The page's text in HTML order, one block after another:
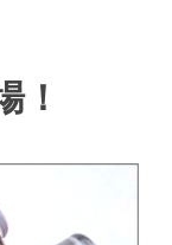
！